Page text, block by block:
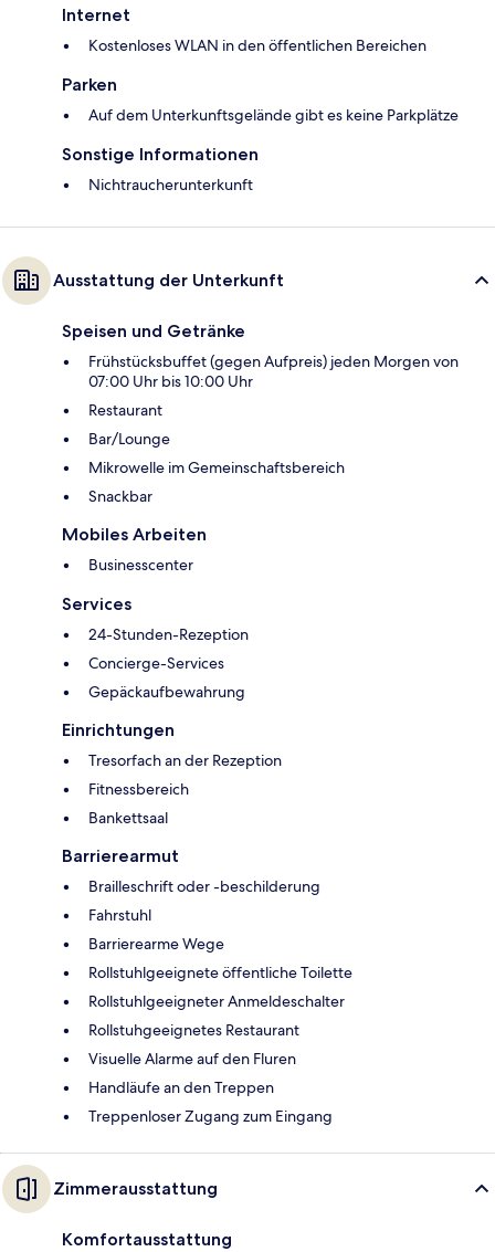
Internet
Kostenloses WLAN in den öffentlichen Bereichen
Parken
Auf dem Unterkunftsgelände gibt es keine Parkplätze
Sonstige Informationen
Nichtraucherunterkunft
Ausstattung der Unterkunft
Speisen und Getränke
Frühstücksbuffet (gegen Aufpreis) jeden Morgen von
07:00 Uhr bis 10:00 Uhr
Restaurant
Bar/Lounge
Mikrowelle im Gemeinschaftsbereich
Snackbar
Mobiles Arbeiten
Businesscenter
Services
24-Stunden-Rezeption
Concierge-Services
Gepäckaufbewahrung
Einrichtungen
Tresorfach an der Rezeption
Fitnessbereich
Bankettsaal
Barrierearmut
Brailleschrift oder -beschilderung
Fahrstuhl
Barrierearme Wege
Rollstuhlgeeignete öffentliche Toilette
Rollstuhlgeeigneter Anmeldeschalter
Rollstuhgeeignetes Restaurant
Visuelle Alarme auf den Fluren
Handläufe an den Treppen
Treppenloser Zugang zum Eingang
Zimmerausstattung
Komfortausstattung